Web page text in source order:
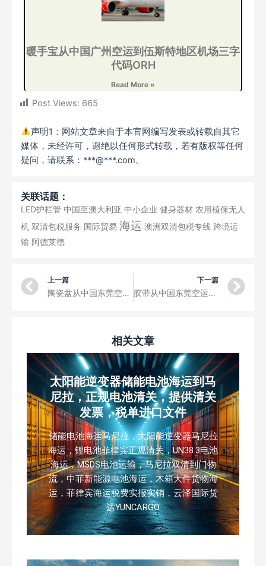
暖手宝从中国广州空运到伍斯特地区机场三字
代码ORH
Read More »
Post Views: 665
声明1：网站文章来自于本官网编写发表或转载自其它
媒体，未经许可，谢绝以任何形式转载，若有版权等任何
疑问，请联系：***@***.com。
关联话题：
LED护栏管 中国至澳大利亚 中小企业 健身器材 农用植保无人
机 双清包税服务 国际贸易 海运 澳洲双清包税专线 跨境运
输 阿德莱德
Prev
上一篇
陶瓷盆从中国东莞空运到 波特兰国际机场三字代码PDX
下一篇
胶带从中国东莞空运到丹佛国际机场三字代码DEN
相关文章
太阳能逆变器储能电池海运到马
尼拉，正规电池清关，提供清关
发票，税单进口文件
储能电池海运马尼拉，太阳能逆变器马尼拉
海运，锂电池菲律宾正规清关，UN38.3电池
海运，MSDS电池运输，马尼拉双清到门物
流，中菲新能源电池海运，木箱大件货物海
运，菲律宾海运税费实报实销，云泽国际货
运YUNCARGO